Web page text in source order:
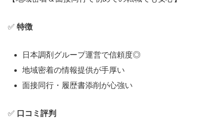
✅ 特徴
日本調剤グループ運営で信頼度◎
地域密着の情報提供が手厚い
面接同行・履歴書添削が心強い
✅ 口コミ評判